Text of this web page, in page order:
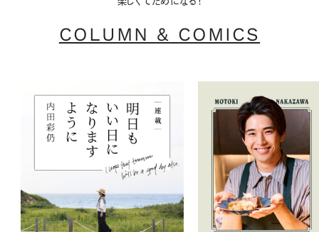
COLUMN & COMICS